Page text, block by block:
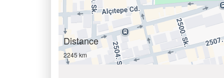
Distance
2245 km